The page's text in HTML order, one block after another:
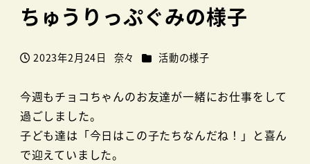
ちゅうりっぷぐみの様子
投稿日
2023年2月24日
著
奈々 カテゴリー
活動の様子
今週もチョコちゃんのお友達が一緒にお仕事をして
過ごしました。
子ども達は「今日はこの子たちなんだね！」と喜ん
で迎えていました。